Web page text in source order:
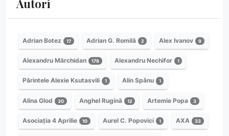
Autori
Adrian Botez 17 Adrian G. Romilă 2 Alex Ivanov 9
Alexandru Mărchidan 178 Alexandru Nechifor 1
Părintele Alexie Ksutasvili 1 Alin Spânu 1
Alina Glod 30 Anghel Rugină 12 Artemie Popa 3
Asociația 4 Aprilie 10 Aurel C. Popovici 1 AXA 33